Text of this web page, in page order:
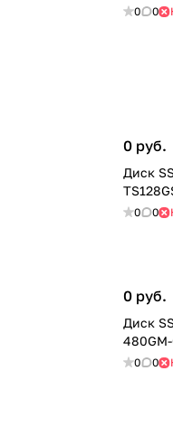
0 0
0 руб.
Диск
0 0
0 руб.
Диск
0 0